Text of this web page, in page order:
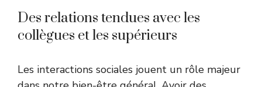
Des relations tendues avec les
collègues et les supérieurs
Les interactions sociales jouent un rôle majeur